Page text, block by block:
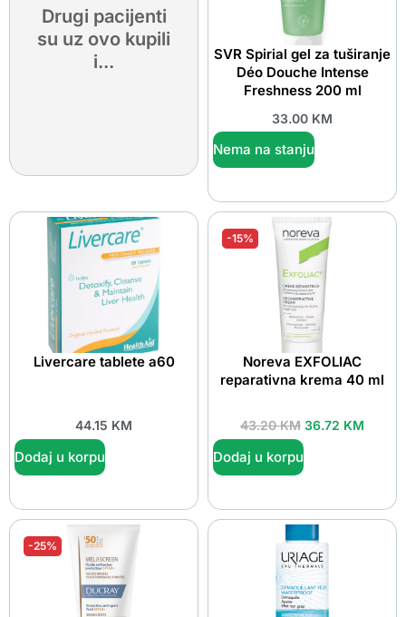
Drugi pacijenti
su uz ovo kupili
i...
SVR Spirial gel za tuširanje
Déo Douche Intense
Freshness 200 ml
33.00 KM
Nema na stanju
Livercare tablete a60
44.15 KM
Dodaj u korpu
-15%
Noreva EXFOLIAC
reparativna krema 40 ml
43.20KM 36.72 KM
Dodaj u korpu
-25%